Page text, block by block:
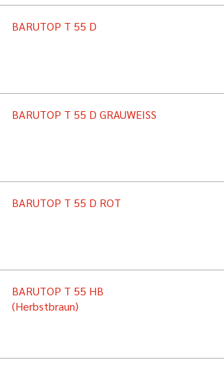
BARUTOP T 55 D
BARUTOP T 55 D GRAUWEISS
BARUTOP T 55 D ROT
BARUTOP T 55 HB
(Herbstbraun)